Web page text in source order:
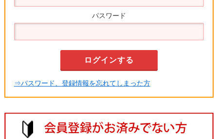
パスワード
⇒パスワード、登録情報を忘れてしまった方